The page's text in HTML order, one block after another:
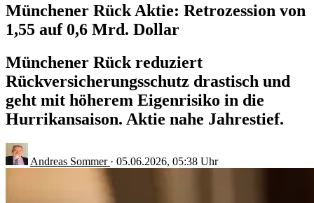
Münchener Rück Aktie: Retrozession von
1,55 auf 0,6 Mrd. Dollar
Münchener Rück reduziert
Rückversicherungsschutz drastisch und
geht mit höherem Eigenrisiko in die
Hurrikansaison. Aktie nahe Jahrestief.
Andreas Sommer · 05.06.2026, 05:38 Uhr